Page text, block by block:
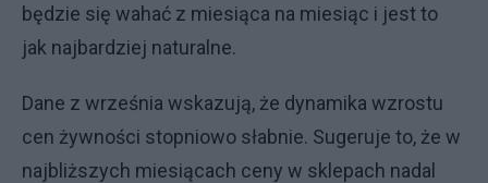
będzie się wahać z miesiąca na miesiąc i jest to
jak najbardziej naturalne.
Dane z września wskazują, że dynamika wzrostu
cen żywności stopniowo słabnie. Sugeruje to, że w
najbliższych miesiącach ceny w sklepach nadal